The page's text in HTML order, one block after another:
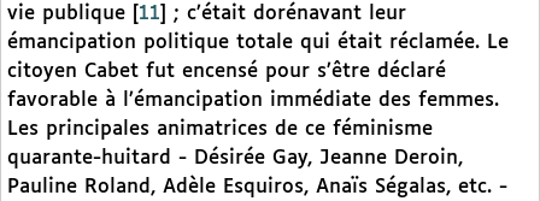
vie publique
11
; c’était dorénavant leur
émancipation politique totale qui était réclamée. Le
citoyen Cabet fut encensé pour s’être déclaré
favorable à l’émancipation immédiate des femmes.
Les principales animatrices de ce féminisme
quarante-huitard - Désirée Gay, Jeanne Deroin,
Pauline Roland, Adèle Esquiros, Anaïs Ségalas, etc. -